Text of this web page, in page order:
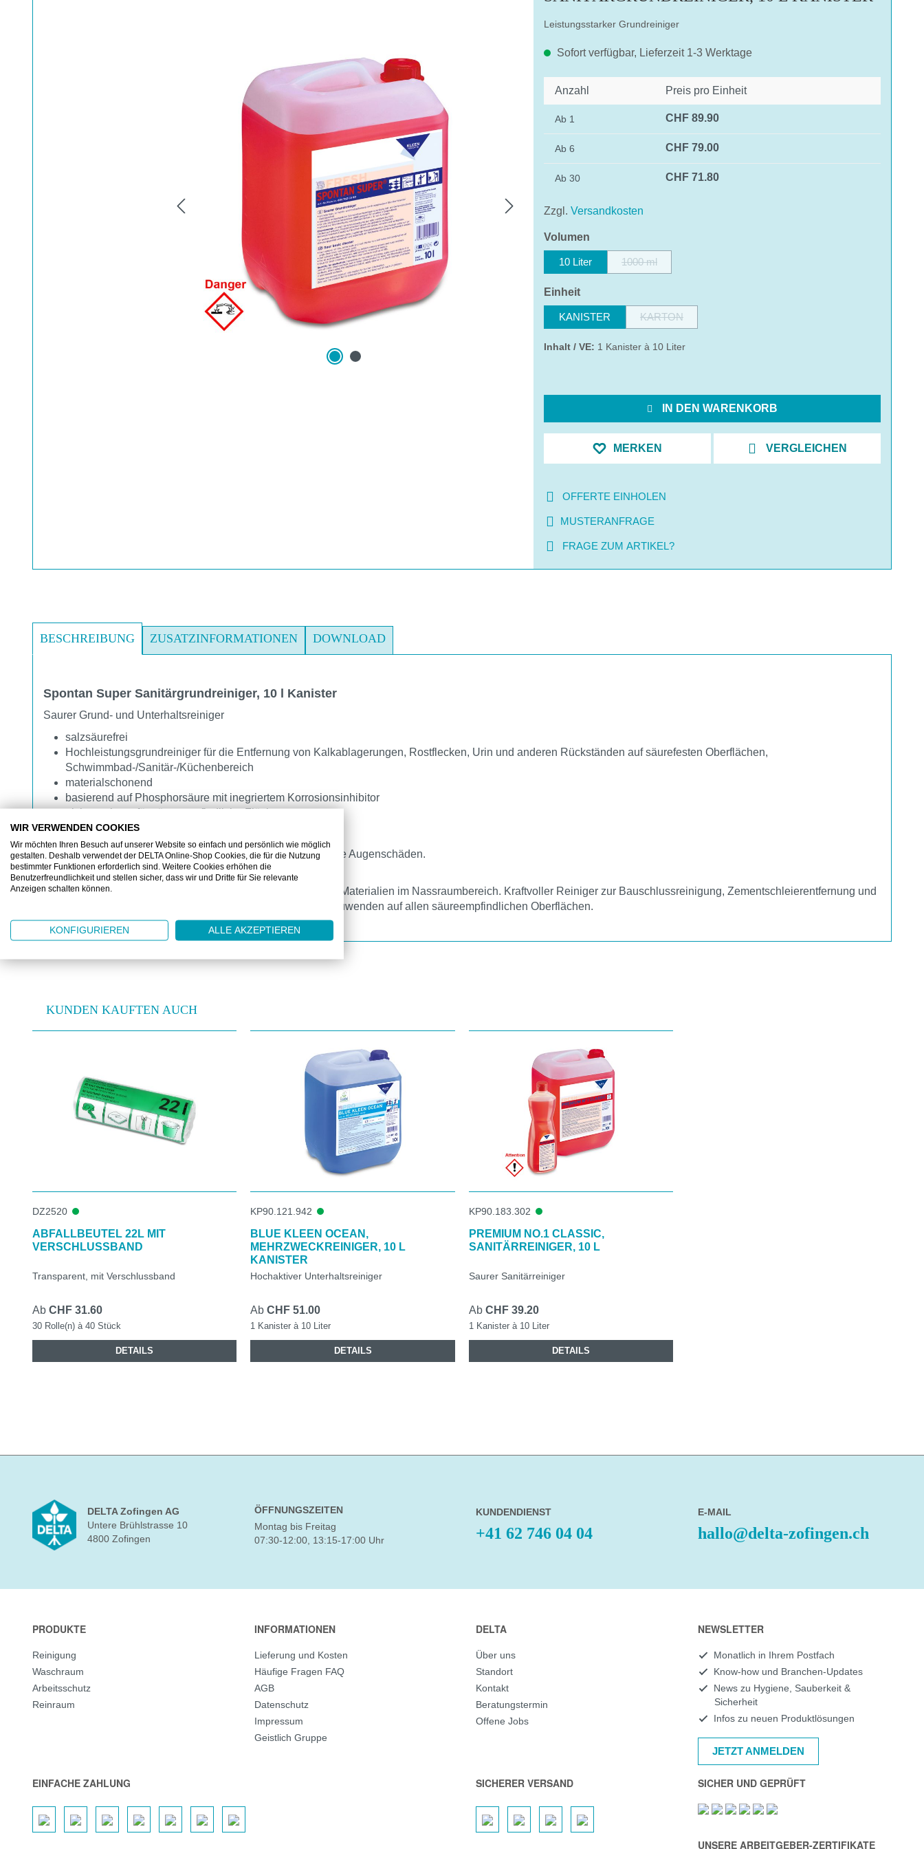
Leistungsstarker Grundreiniger
Sofort verfügbar, Lieferzeit 1-3 Werktage
Anzahl Preis pro Einheit
Ab 1 CHF 89.90
Ab 6 CHF 79.00
Ab 30 CHF 71.80
Zzgl. Versandkosten
Volumen
10 Liter 1000 ml
Einheitauswählen
KANISTER KARTON
Inhalt / VE: 1 Kanister à 10 Liter
IN DEN WARENKORB
MERKEN VERGLEICHEN
OFFERTE EINHOLEN
MUSTERANFRAGE
FRAGE ZUM ARTIKEL?
BESCHREIBUNG ZUSATZINFORMATIONEN DOWNLOAD
Spontan Super Sanitärgrundreiniger, 10 l Kanister
Saurer Grund- und Unterhaltsreiniger
salzsäurefrei
Hochleistungsgrundreiniger für die Entfernung von Kalkablagerungen, Rostflecken, Urin und anderen Rückständen auf säurefesten Oberflächen,
Schwimmbad-/Sanitär-/Küchenbereich
materialschonend
basierend auf Phosphorsäure mit inegriertem Korrosionsinhibitor
nicht geeignet für säureempfindliche Flächen
Gefahrenhinweis:
H314: Verursacht schwere Verätzungen der Haut und schwere Augenschäden.
Anwendungsbereich:
Besonders geeignet für die Grundreinigung aller säurefesten Materialien im Nassraumbereich. Kraftvoller Reiniger zur Bauschlussreinigung, Zementschleierentfernung und
Entfernung von Rückständen auf Edelstahlflächen. Nicht anzuwenden auf allen säureempfindlichen Oberflächen.
KUNDEN KAUFTEN AUCH
Produktgalerie überspringen
DZ2520
ABFALLBEUTEL 22L MIT
VERSCHLUSSBAND
Transparent, mit Verschlussband
Ab CHF 31.60
30 Rolle(n) à 40 Stück
DETAILS
KP90.121.942
BLUE KLEEN OCEAN,
MEHRZWECKREINIGER, 10 L
KANISTER
Hochaktiver Unterhaltsreiniger
AbCHF 51.00
1 Kanister à 10 Liter
DETAILS
KP90.183.302
PREMIUM NO.1 CLASSIC,
SANITÄRREINIGER, 10 L
Saurer Sanitärreiniger
Ab CHF 39.20
1 Kanister à 10 Liter
DETAILS
DELTA Zofingen AG
Untere Brühlstrasse 10
4800 Zofingen
ÖFFNUNGSZEITEN
Montag bis Freitag
07:30-12:00, 13:15-17:00 Uhr
KUNDENDIENST
+41 62 746 04 04
E-MAIL
hallo@delta-zofingen.ch
PRODUKTE
Reinigung
Waschraum
Arbeitsschutz
Reinraum
INFORMATIONEN
Lieferung und Kosten
Häufige Fragen FAQ
AGB
Datenschutz
Impressum
Geistlich Gruppe
DELTA
Über uns
Standort
Kontakt
Beratungstermin
Offene Jobs
NEWSLETTER
Monatlich in Ihrem Postfach
Know-how und Branchen-Updates
News zu Hygiene, Sauberkeit &
Sicherheit
Infos zu neuen Produktlösungen
JETZT ANMELDEN
EINFACHE ZAHLUNG SICHERER VERSAND SICHER UND GEPRÜFT
UNSERE ARBEITGEBER-ZERTIFIKATE
WIR VERWENDEN COOKIES
Wir möchten Ihren Besuch auf unserer Website so einfach und persönlich wie möglich
gestalten. Deshalb verwendet der DELTA Online-Shop Cookies, die für die Nutzung
bestimmter Funktionen erforderlich sind. Weitere Cookies erhöhen die
Benutzerfreundlichkeit und stellen sicher, dass wir und Dritte für Sie relevante
Anzeigen schalten können.
KONFIGURIEREN ALLE AKZEPTIEREN